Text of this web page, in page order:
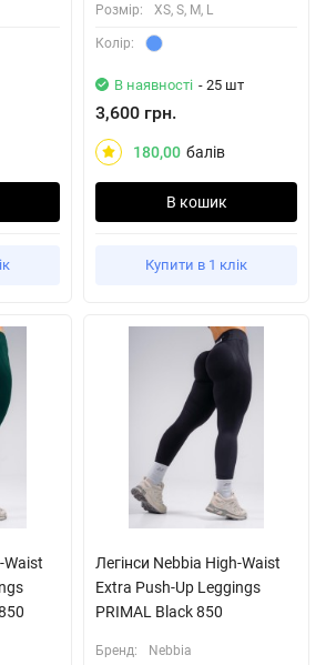
Розмiр: XS, S, M, L
Колiр:
В наявності - 25 шт
3,600 грн.
180,00 балів
В кошик
Купити в 1 клік
Waist
Легінси Nebbia High-Waist
Extra Push-Up Leggings
PRIMAL Black 850
Бренд: Nebbia